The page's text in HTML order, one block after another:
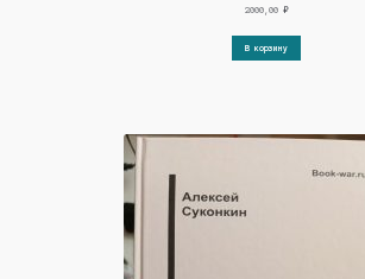
2000,00 ₽
В корзину